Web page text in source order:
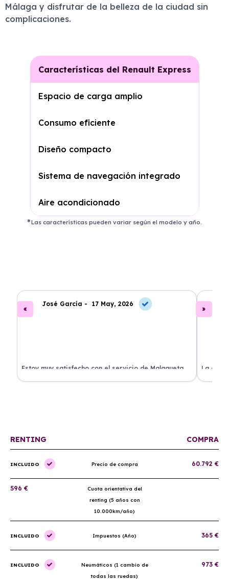
Málaga y disfrutar de la belleza de la ciudad sin
complicaciones.
Características del Renault Express
Espacio de carga amplio
Consumo eficiente
Diseño compacto
Sistema de navegación integrado
Aire acondicionado
Las características pueden variar según el modelo y año.
José García - 17 May, 2026
Estoy muy satisfecho con el servicio de Malagueta
Renting. El coche llegó en perfectas condiciones y el
La
ha
RENTING COMPRA
INCLUIDO Precio de compra 60.792 €
596 €
Cuota orientativa del
renting (5 años con
10.000km/año)
INCLUIDO Impuestos (Año) 365 €
INCLUIDO
Neumáticos (1 cambio de
todas las ruedas)
973 €